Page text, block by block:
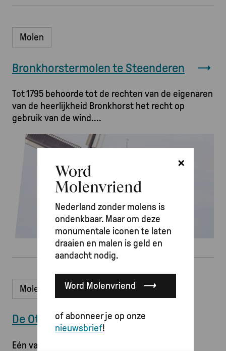
×
Word
Molenvriend
Nederland zonder molens is
ondenkbaar. Maar om deze
monumentale iconen te laten
draaien en malen is geld en
aandacht nodig.
Word Molenvriend
of abonneer je op onze
nieuwsbrief!
Molen
Bronkhorstermolen te Steenderen
Tot 1795 behoorde tot de rechten van de eigenaren
van de heerlijkheid Bronkhorst het recht op
gebruik van de wind.
Afbeelding
Molen
De Otter te Oterleek
Eén van de eerste aanwijzingen voor een